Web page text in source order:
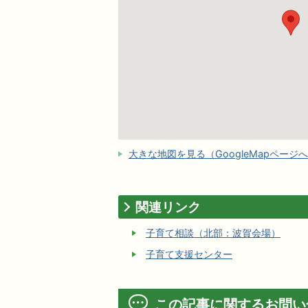
大きな地図を見る（GoogleMapページへ
関連リンク
子育て相談（北部：波賀会場）
子育て支援センター
この記事に関するお問